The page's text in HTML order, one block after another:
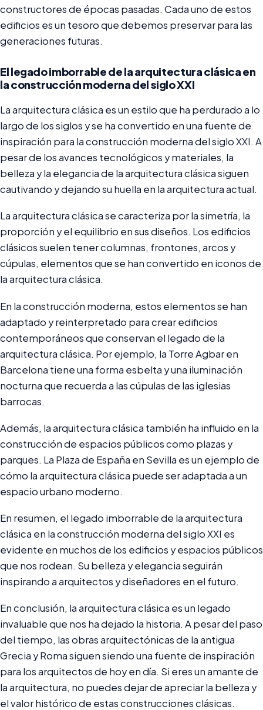
constructores de épocas pasadas. Cada uno de estos
edificios es un tesoro que debemos preservar para las
generaciones futuras.
El legado imborrable de la arquitectura clásica en
la construcción moderna del siglo XXI
La arquitectura clásica es un estilo que ha perdurado a lo
largo de los siglos y se ha convertido en una fuente de
inspiración para la construcción moderna del siglo XXI. A
pesar de los avances tecnológicos y materiales, la
belleza y la elegancia de la arquitectura clásica siguen
cautivando y dejando su huella en la arquitectura actual.
La arquitectura clásica se caracteriza por la simetría, la
proporción y el equilibrio en sus diseños. Los edificios
clásicos suelen tener columnas, frontones, arcos y
cúpulas, elementos que se han convertido en iconos de
la arquitectura clásica.
En la construcción moderna, estos elementos se han
adaptado y reinterpretado para crear edificios
contemporáneos que conservan el legado de la
arquitectura clásica. Por ejemplo, la Torre Agbar en
Barcelona tiene una forma esbelta y una iluminación
nocturna que recuerda a las cúpulas de las iglesias
barrocas.
Además, la arquitectura clásica también ha influido en la
construcción de espacios públicos como plazas y
parques. La Plaza de España en Sevilla es un ejemplo de
cómo la arquitectura clásica puede ser adaptada a un
espacio urbano moderno.
En resumen, el legado imborrable de la arquitectura
clásica en la construcción moderna del siglo XXI es
evidente en muchos de los edificios y espacios públicos
que nos rodean. Su belleza y elegancia seguirán
inspirando a arquitectos y diseñadores en el futuro.
En conclusión, la arquitectura clásica es un legado
invaluable que nos ha dejado la historia. A pesar del paso
del tiempo, las obras arquitectónicas de la antigua
Grecia y Roma siguen siendo una fuente de inspiración
para los arquitectos de hoy en día. Si eres un amante de
la arquitectura, no puedes dejar de apreciar la belleza y
el valor histórico de estas construcciones clásicas.